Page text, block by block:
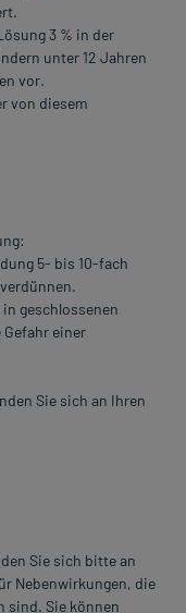
3 % in der
unter 12 Jahren
vor.
von diesem
5- bis 10-fach
geschlossenen
einer
Sie sich an Ihren
Sie sich bitte an
Nebenwirkungen, die
sind. Sie können